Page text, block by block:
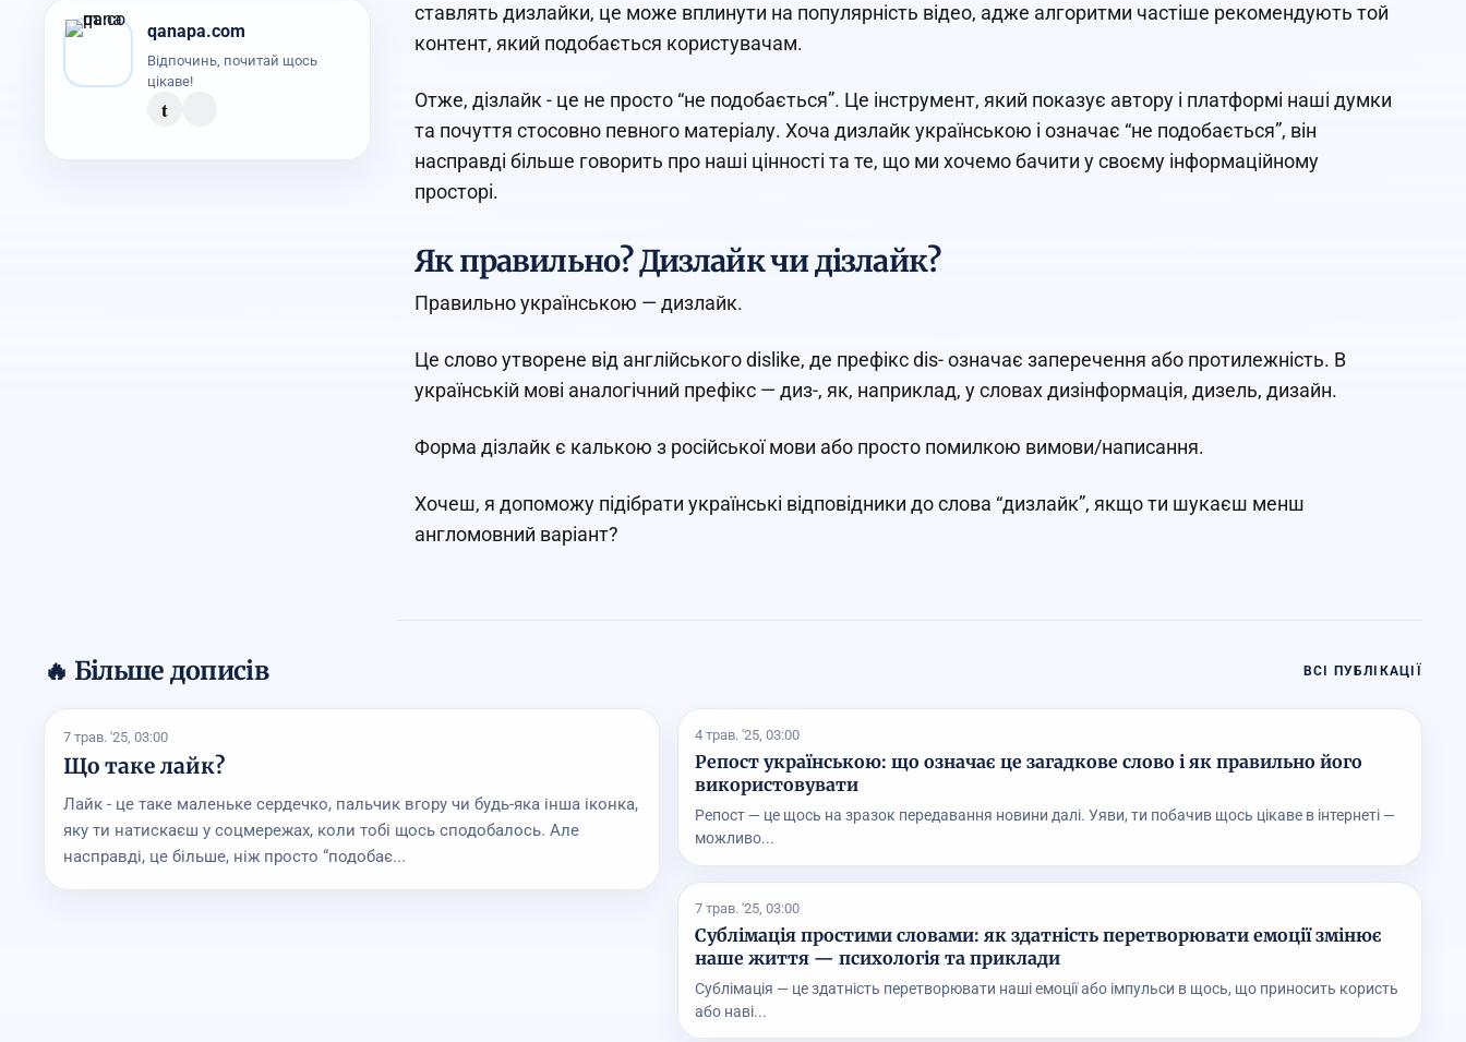
qanapa.com
Відпочинь, почитай щось
цікаве!
t
ставлять дизлайки, це може вплинути на популярність відео, адже алгоритми частіше рекомендують той
контент, який подобається користувачам.
Отже, дізлайк - це не просто “не подобається”. Це інструмент, який показує автору і платформі наші думки
та почуття стосовно певного матеріалу. Хоча дизлайк українською і означає “не подобається”, він
насправді більше говорить про наші цінності та те, що ми хочемо бачити у своєму інформаційному
просторі.
Як правильно? Дизлайк чи дізлайк?
Правильно українською — дизлайк.
Це слово утворене від англійського dislike, де префікс dis- означає заперечення або протилежність. В
українській мові аналогічний префікс — диз-, як, наприклад, у словах дизінформація, дизель, дизайн.
Форма дізлайк є калькою з російської мови або просто помилкою вимови/написання.
Хочеш, я допоможу підібрати українські відповідники до слова “дизлайк”, якщо ти шукаєш менш
англомовний варіант?
🔥 Більше дописів ВСІ ПУБЛІКАЦІЇ
7 трав. '25, 03:00
Що таке лайк?
Лайк - це таке маленьке сердечко, пальчик вгору чи будь-яка інша іконка,
яку ти натискаєш у соцмережах, коли тобі щось сподобалось. Але
насправді, це більше, ніж просто “подобає...
4 трав. '25, 03:00
Репост українською: що означає це загадкове слово і як правильно його
використовувати
Репост — це щось на зразок передавання новини далі. Уяви, ти побачив щось цікаве в інтернеті —
можливо...
7 трав. '25, 03:00
Сублімація простими словами: як здатність перетворювати емоції змінює
наше життя — психологія та приклади
Сублімація — це здатність перетворювати наші емоції або імпульси в щось, що приносить користь
або наві...